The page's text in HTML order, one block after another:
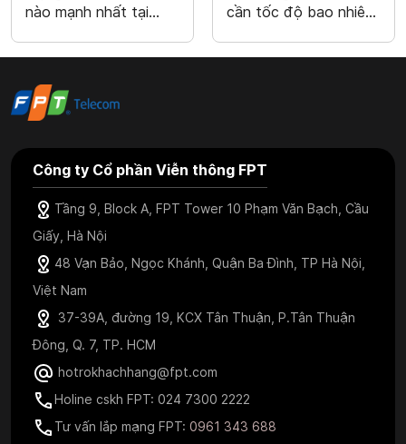
nào mạnh nhất tại
cần tốc độ bao nhiêu
Công ty Cổ phần Viễn thông FPT
Tầng 9, Block A, FPT Tower 10 Phạm Văn Bạch, Cầu
Giấy, Hà Nội
48 Vạn Bảo, Ngọc Khánh, Quận Ba Đình, TP Hà Nội,
Việt Nam
37-39A, đường 19, KCX Tân Thuận, P.Tân Thuận
Đông, Q. 7, TP. HCM
hotrokhachhang@fpt.com
Holine cskh FPT: 024 7300 2222
Tư vấn lắp mạng FPT: 0961 343 688